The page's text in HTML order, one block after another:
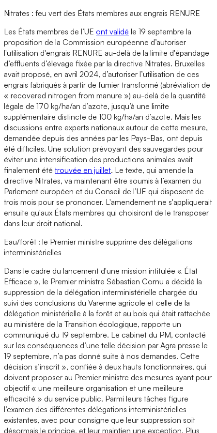
Nitrates : feu vert des États membres aux engrais RENURE
Les États membres de l’UE ont validé le 19 septembre la
proposition de la Commission européenne d’autoriser
l'utilisation d'engrais RENURE au-delà de la limite d'épandage
d’effluents d’élevage fixée par la directive Nitrates. Bruxelles
avait proposé, en avril 2024, d’autoriser l’utilisation de ces
engrais fabriqués à partir de fumier transformé (abréviation de
« recovered nitrogen from manure ») au-delà de la quantité
légale de 170 kg/ha/an d’azote, jusqu’à une limite
supplémentaire distincte de 100 kg/ha/an d’azote. Mais les
discussions entre experts nationaux autour de cette mesure,
demandée depuis des années par les Pays-Bas, ont depuis
été difficiles. Une solution prévoyant des sauvegardes pour
éviter une intensification des productions animales avait
finalement été trouvée en juillet. Le texte, qui amende la
directive Nitrates, va maintenant être soumis à l’examen du
Parlement européen et du Conseil de l’UE qui disposent de
trois mois pour se prononcer. L'amendement ne s'appliquerait
ensuite qu'aux États membres qui choisiront de le transposer
dans leur droit national.
Eau/forêt : le Premier ministre supprime des délégations
interministérielles
Dans le cadre du lancement d'une mission intitulée « État
Efficace », le Premier ministre Sébastien Cornu a décidé la
suppression de la délégation interministérielle chargée du
suivi des conclusions du Varenne agricole et celle de la
délégation ministérielle à la forêt et au bois qui était rattachée
au ministère de la Transition écologique, rapporte un
communiqué du 19 septembre. Le cabinet du PM, contacté
sur les conséquences d’une telle décision par Agra presse le
19 septembre, n’a pas donné suite à nos demandes. Cette
décision s’inscrit », confiée à deux hauts fonctionnaires, qui
doivent proposer au Premier ministre des mesures ayant pour
objectif « une meilleure organisation et une meilleure
efficacité » du service public. Parmi leurs tâches figure
l’examen des différentes délégations interministérielles
existantes, avec pour consigne que leur suppression soit
désormais le principe, et leur maintien une exception. Plus